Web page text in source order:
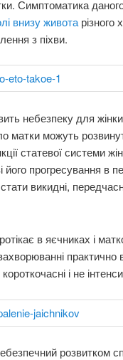
Симптоматика
внизу живота різного
з піхви.
небезпеку для
матки можуть
статевої системи
прогресування в
викидні,
в яєчниках і
практично
і не
розвитком